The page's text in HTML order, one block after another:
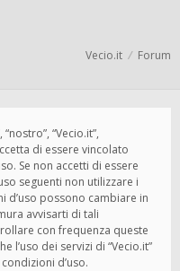
Vecio.it Forum
“Vecio.it”,
di essere vincolato
Se non accetti di essere
seguenti non utilizzare i
d’uso possono cambiare in
avvisarti di tali
con frequenza queste
l’uso dei servizi di “Vecio.it”
d’uso.